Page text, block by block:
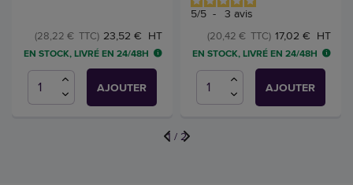
23,52 € HT
(28,22 € TTC)
EN STOCK, LIVRÉ EN 24/48H
AJOUTER
5/5 - 3 avis
17,02 € HT
(20,42 € TTC)
EN STOCK, LIVRÉ EN 24/48H
AJOUTER
1 / 2